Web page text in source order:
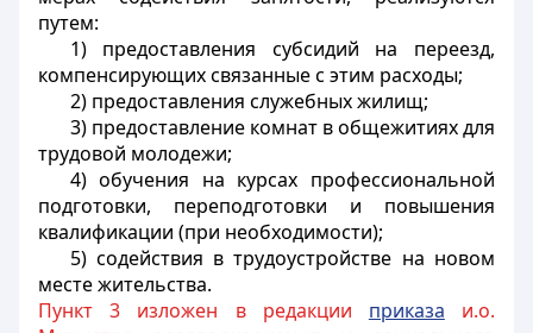
путем:
1) предоставления субсидий на переезд,
компенсирующих связанные с этим расходы;
2) предоставления служебных жилищ;
3) предоставление комнат в общежитиях для
трудовой молодежи;
4) обучения на курсах профессиональной
подготовки, переподготовки и повышения
квалификации (при необходимости);
5) содействия в трудоустройстве на новом
месте жительства.
Пункт 3 изложен в редакции приказа и.о.